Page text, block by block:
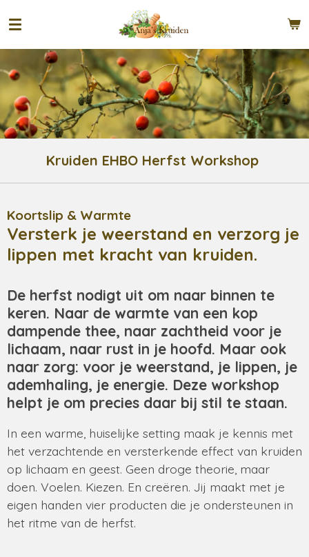
Ga
direct
naar
de
hoofdinhoud
Kruiden EHBO Herfst Workshop
Koortslip & Warmte
Versterk je weerstand en verzorg je
lippen met kracht van kruiden.
De herfst nodigt uit om naar binnen te
keren. Naar de warmte van een kop
dampende thee, naar zachtheid voor je
lichaam, naar rust in je hoofd. Maar ook
naar zorg: voor je weerstand, je lippen, je
ademhaling, je energie. Deze workshop
helpt je om precies daar bij stil te staan.
In een warme, huiselijke setting maak je kennis met
het verzachtende en versterkende effect van kruiden
op lichaam en geest. Geen droge theorie, maar
doen. Voelen. Kiezen. En creëren. Jij maakt met je
eigen handen vier producten die je ondersteunen in
het ritme van de herfst.